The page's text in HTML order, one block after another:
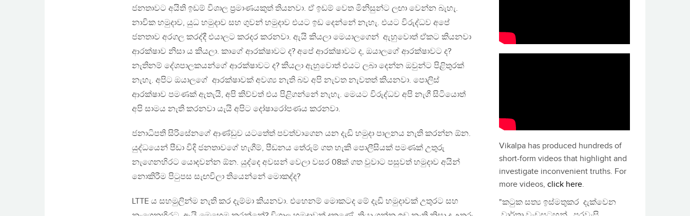
ජනතාවට අයිති ඉඩම් විශාල ප්‍රමාණයකුත් තියනවා. ඒ ඉඩම් වෙත මිනිසුන්ට ලඟා වෙන්න බැහැ.
නාවික හමුදාව, යුධ හමුදාව සහ ගුවන් හමුදාව එයට ඉඩ දෙන්නේ නැහැ. එයට විරුද්ධව අපේ
ජනතාව අරගල කරද්දී එයාලට කරදර කරනවා. ඇයි කියලා මෙයාලගෙන් ඇහුවොත් ඒකට කියනවා
ආරක්ෂාව නිසා ය කියලා. කාගේ ආරක්ෂාවට ද? අපේ ආරක්ෂාවට ද, ඔයාලගේ ආරක්ෂාවට ද?
නැතිනම් දේශපාලකයන්ගේ ආරක්ෂාවට ද? කියලා ඇහුවොත් එයට ලබා දෙන්න ඔවුන්ට පිළිතුරක්
නැහැ. අපිට ඔයාලගේ ආරක්ෂාවක් අවශ්‍ය නැති බව අපි නැවත නැවතත් කියනවා. පොලිස්
ආරක්ෂාව පමණක් ඇතැයි, අපි කිව්වත් එය පිළිගන්නේ නැහැ. මෙයට විරුද්ධව අපි නැගී සිටියොත්
අපි සාමය නැති කරනවා යැයි අපිට දෝෂාරෝපණය කරනවා.
ජනාධිපති සිරිසේනගේ ආණ්ඩුව යටතේත් පවත්වාගෙන යන දැඩි හමුදා පාලනය නැති කරන්න ඕන.
යුද්ධයෙන් පීඩා විදි ජනතාවගේ හැගීම්, පීඩනය තේරුම් ගත හැකි පොලීසියක් පමණක් උතුරු
නැගෙනහිරට යොදවන්න ඕන. යුද්දෙ අවසන් වෙලා වසර 08ක් ගත වුවාට පසුවත් හමුදාව අයින්
නොකිරීම පිටුපස සැඟවිලා තියෙන්නේ මොකද්ද?
LTTE ය සහමුලින්ම නැති කර දැම්මා කියනවා. එහෙනම් මොකටද මේ දැඩි හමුදාවක් උතුරට සහ
Vikalpa has produced hundreds of
short-form videos that highlight and
investigate inconvenient truths. For
more videos, click here.
"කටුක සත්‍ය ඉස්මතුකර දැක්වෙන